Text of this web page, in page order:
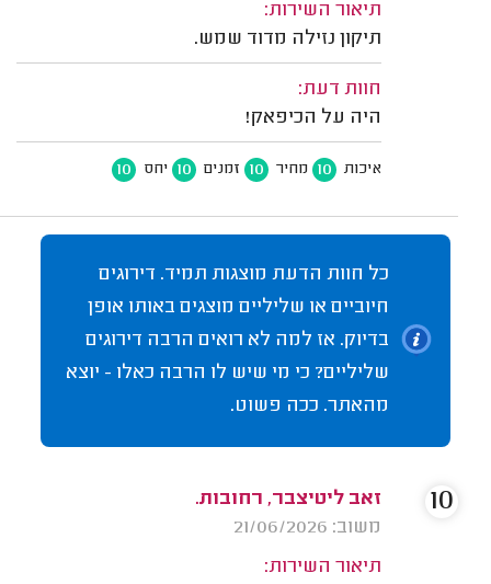
תיאור השירות:
תיקון נזילה מדוד שמש.
חוות דעת:
היה על הכיפאק!
איכות 10 מחיר 10 זמנים 10 יחס 10
כל חוות הדעת מוצגות תמיד. דירוגים
חיוביים או שליליים מוצגים באותו אופן
בדיוק. אז למה לא רואים הרבה דירוגים
שליליים? כי מי שיש לו הרבה כאלו - יוצא
מהאתר. ככה פשוט.
זאב ליטיצבר, רחובות.
משוב: 21/06/2026
תיאור השירות:
10